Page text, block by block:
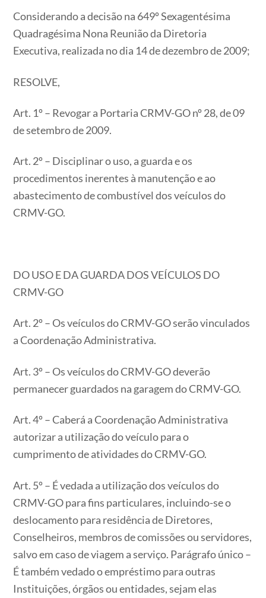
Considerando a decisão na 649º Sexagentésima
Quadragésima Nona Reunião da Diretoria
Executiva, realizada no dia 14 de dezembro de 2009;
RESOLVE,
Art. 1º – Revogar a Portaria CRMV-GO nº 28, de 09
de setembro de 2009.
Art. 2º – Disciplinar o uso, a guarda e os
procedimentos inerentes à manutenção e ao
abastecimento de combustível dos veículos do
CRMV-GO.
DO USO E DA GUARDA DOS VEÍCULOS DO
CRMV-GO
Art. 2º – Os veículos do CRMV-GO serão vinculados
a Coordenação Administrativa.
Art. 3º – Os veículos do CRMV-GO deverão
permanecer guardados na garagem do CRMV-GO.
Art. 4º – Caberá a Coordenação Administrativa
autorizar a utilização do veículo para o
cumprimento de atividades do CRMV-GO.
Art. 5º – É vedada a utilização dos veículos do
CRMV-GO para fins particulares, incluindo-se o
deslocamento para residência de Diretores,
Conselheiros, membros de comissões ou servidores,
salvo em caso de viagem a serviço. Parágrafo único –
É também vedado o empréstimo para outras
Instituições, órgãos ou entidades, sejam elas